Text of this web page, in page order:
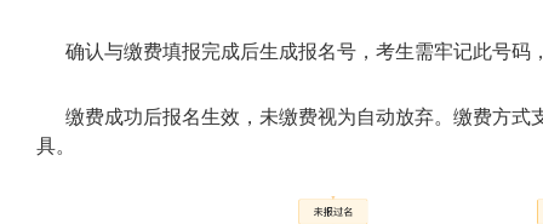
确认与缴费填报完成后生成报名号，考生需牢记此号码
缴费成功后报名生效，未缴费视为自动放弃。缴费方
具。